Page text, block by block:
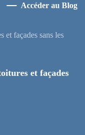
Accéder au Blog
et façades